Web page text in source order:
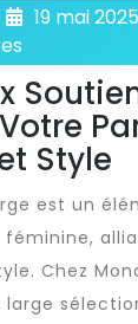
19 mai 2025
Style
est un
Chez
large